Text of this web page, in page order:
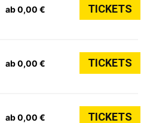
ab 0,00 € TICKETS
ab 0,00 € TICKETS
ab 0,00 € TICKETS